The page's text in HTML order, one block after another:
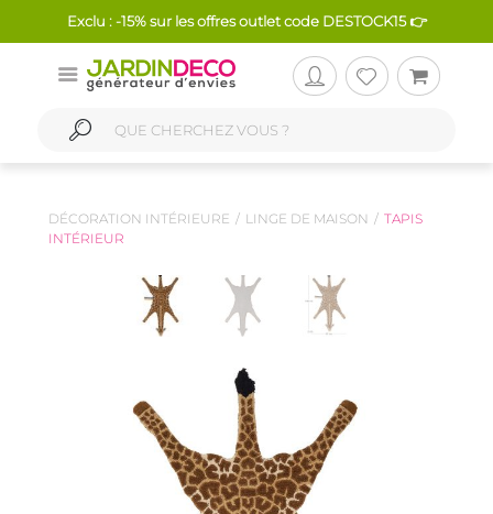
Exclu : -15% sur les offres outlet code DESTOCK15 👉
DÉCORATION INTÉRIEURE LINGE DE MAISON
TAPIS
INTÉRIEUR